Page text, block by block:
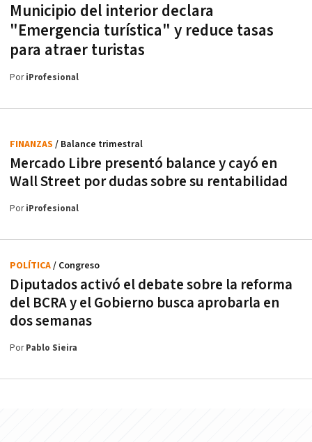
Municipio del interior declara
"Emergencia turística" y reduce tasas
para atraer turistas
PoriProfesional
Mercado Libre presentó balance y cayó en
Wall Street por dudas sobre su rentabilidad
FINANZAS / Balance trimestral
PoriProfesional
Diputados activó el debate sobre la reforma
del BCRA y el Gobierno busca aprobarla en
dos semanas
POLÍTICA/ Congreso
PorPablo Sieira